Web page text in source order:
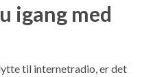
igang med
til internetradio, er det